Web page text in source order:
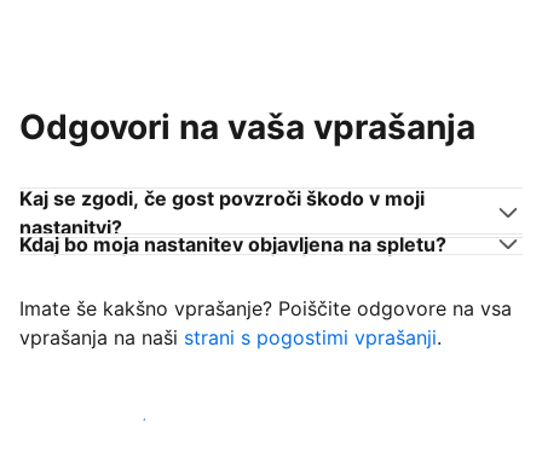
Odgovori na vaša vprašanja
Kaj se zgodi, če gost povzroči škodo v moji
nastanitvi?
Kdaj bo moja nastanitev objavljena na spletu?
Imate še kakšno vprašanje? Poiščite odgovore na vsa
vprašanja na naši strani s pogostimi vprašanji.
Začni sprejemati goste